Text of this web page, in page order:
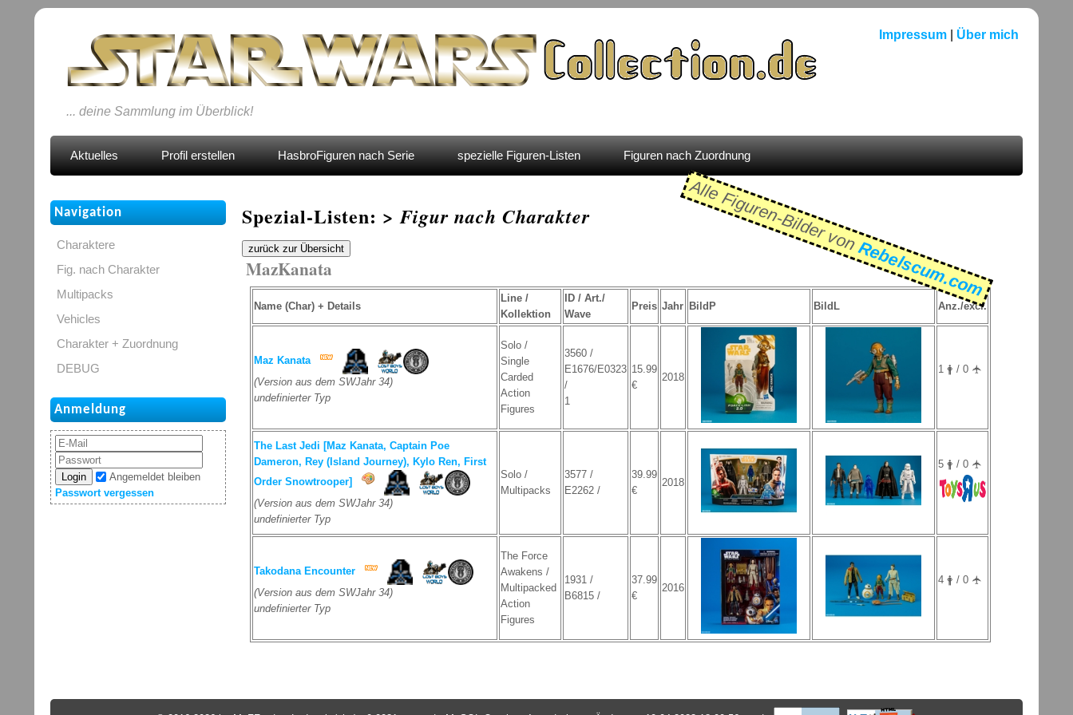
Impressum| Über mich
... deine Sammlung im Überblick!
Aktuelles Profil erstellen HasbroFiguren nach Serie spezielle Figuren-Listen Figuren nach Zuordnung
Navigation
Charaktere
Fig. nach Charakter
Multipacks
Vehicles
Charakter + Zuordnung
DEBUG
Anmeldung
Login
Angemeldet bleiben
Passwort vergessen
Spezial-Listen: >Figur nach Charakter Alle Figuren-Bilder von
Rebelscum.com
zurück zur Übersicht
MazKanata
Name (Char) + Details
Line /
Kollektion
ID / Art./
Wave
Preis Jahr BildP BildL Anz./excl.
Maz Kanata
(Version aus dem SWJahr 34)
undefinierter Typ
Solo /
Single
Carded
Action
Figures
3560 /
E1676/E0323
/
1
15.99
€
2018
1 🛉 / 0 🛧
The Last Jedi [Maz Kanata, Captain Poe
Dameron, Rey (Island Journey), Kylo Ren, First
Order Snowtrooper]
(Version aus dem SWJahr 34)
undefinierter Typ
Solo /
Multipacks
3577 /
E2262 /
39.99
€
2018
5 🛉 / 0 🛧
Takodana Encounter
(Version aus dem SWJahr 34)
undefinierter Typ
The Force
Awakens /
Multipacked
Action
Figures
1931 /
B6815 /
37.99
€
2016
4 🛉 / 0 🛧